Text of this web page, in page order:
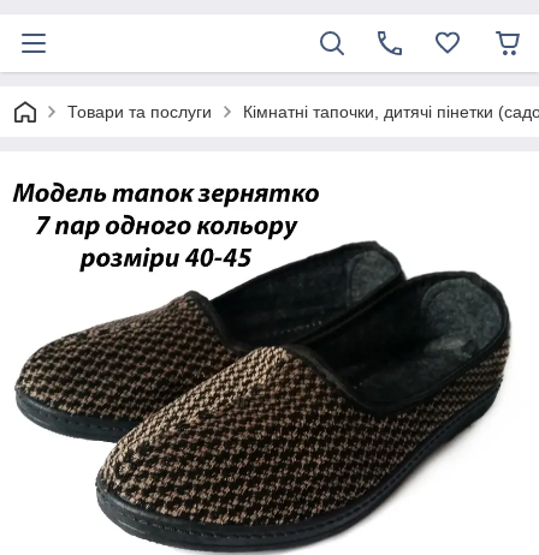
Товари та послуги Кімнатні тапочки, дитячі пінетки